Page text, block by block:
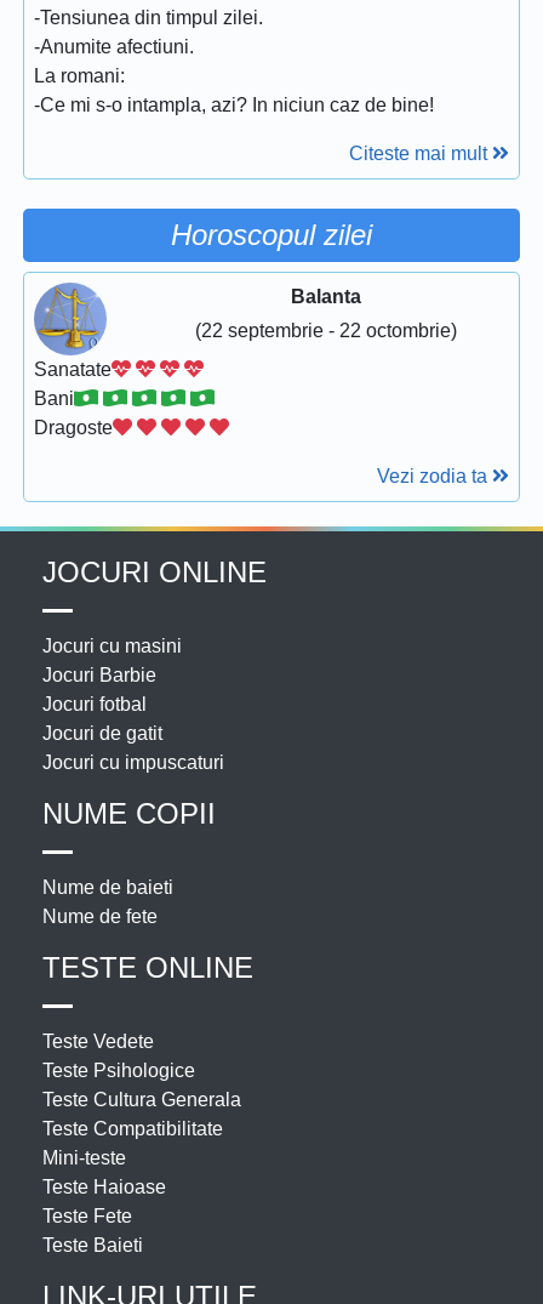
-Tensiunea din timpul zilei.
-Anumite afectiuni.
La romani:
-Ce mi s-o intampla, azi? In niciun caz de bine!
Citeste mai mult
Horoscopul zilei
Balanta
(22 septembrie - 22 octombrie)
Sanatate
Bani
Dragoste
Vezi zodia ta
JOCURI ONLINE
Jocuri cu masini
Jocuri Barbie
Jocuri fotbal
Jocuri de gatit
Jocuri cu impuscaturi
NUME COPII
Nume de baieti
Nume de fete
TESTE ONLINE
Teste Vedete
Teste Psihologice
Teste Cultura Generala
Teste Compatibilitate
Mini-teste
Teste Haioase
Teste Fete
Teste Baieti
LINK-URI UTILE